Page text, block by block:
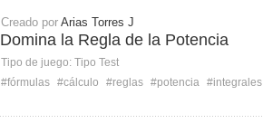
Creado por Arias Torres J
Domina la Regla de la Potencia
Tipo de juego: Tipo Test
#fórmulas #cálculo #reglas #potencia #integrales